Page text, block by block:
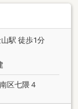
駅 徒歩1分
区七隈４